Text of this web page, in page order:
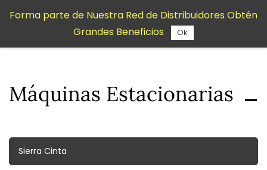
contenido
Máquinas Estacionarias
Sierra Cinta
Forma parte de Nuestra Red de Distribuidores Obtén
Grandes Beneficios
Ok